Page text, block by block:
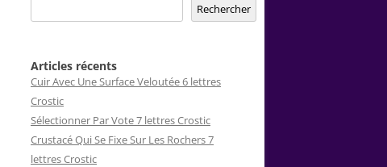
Rechercher
Articles récents
Cuir Avec Une Surface Veloutée 6 lettres
Crostic
Sélectionner Par Vote 7 lettres Crostic
Crustacé Qui Se Fixe Sur Les Rochers 7
lettres Crostic